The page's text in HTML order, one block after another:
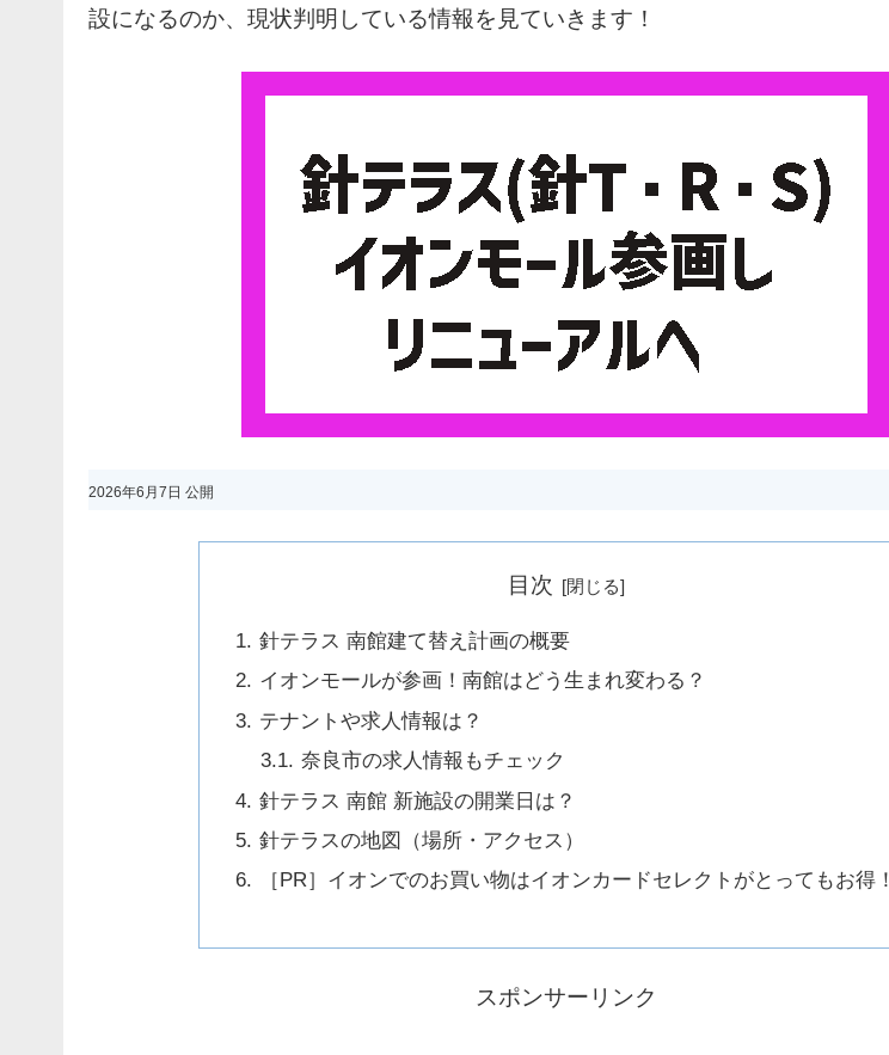
設になるのか、現状判明している情報を見ていきます！
2026年6月7日 公開
目次
針テラス 南館建て替え計画の概要
イオンモールが参画！南館はどう生まれ変わる？
テナントや求人情報は？
奈良市の求人情報もチェック
針テラス 南館 新施設の開業日は？
針テラスの地図（場所・アクセス）
［PR］イオンでのお買い物はイオンカードセレクトがとってもお得！
スポンサーリンク